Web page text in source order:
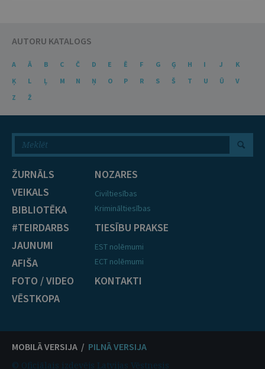
AUTORU KATALOGS
A Ā B C Č D E Ē F G Ģ H I J
K
Ķ
L Ļ M N Ņ O P R S Š T U Ū
V
Z
Ž
ŽURNĀLS
VEIKALS
BIBLIOTĒKA
#TEIRDARBS
JAUNUMI
AFIŠA
FOTO / VIDEO
VĒSTKOPA
NOZARES
Civiltiesības
Krimināltiesības
TIESĪBU PRAKSE
EST nolēmumi
ECT nolēmumi
KONTAKTI
MOBILĀ VERSIJA / PILNĀ VERSIJA
© Oficiālais izdevējs Latvijas Vēstnesis